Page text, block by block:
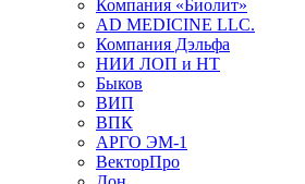
Компания «Биолит»
AD MEDICINE LLC.
Компания Дэльфа
НИИ ЛОП и НТ
Быков
ВИП
ВПК
АРГО ЭМ-1
ВекторПро